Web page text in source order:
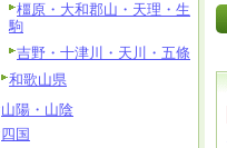
橿原・大和郡山・天理・生
駒
吉野・十津川・天川・五條
和歌山県
山陽・山陰
四国